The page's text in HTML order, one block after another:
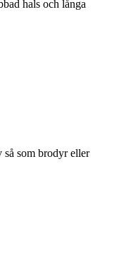
hals och långa
så som brodyr eller